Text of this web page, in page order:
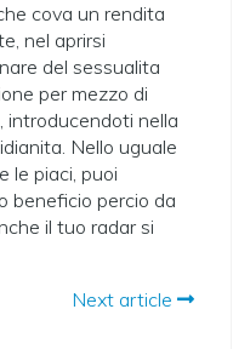
cova un rendita
nel aprirsi
del sessualita
per mezzo di
introducendoti nella
Nello uguale
le piaci, puoi
beneficio percio da
il tuo radar si
Next article